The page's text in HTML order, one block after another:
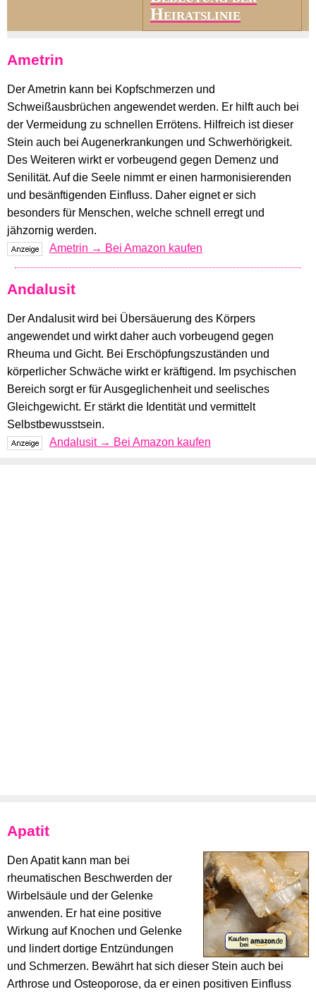
Heiratslinie
Ametrin
Der Ametrin kann bei Kopfschmerzen und
Schweißausbrüchen angewendet werden. Er hilft auch bei
der Vermeidung zu schnellen Errötens. Hilfreich ist dieser
Stein auch bei Augenerkrankungen und Schwerhörigkeit.
Des Weiteren wirkt er vorbeugend gegen Demenz und
Senilität. Auf die Seele nimmt er einen harmonisierenden
und besänftigenden Einfluss. Daher eignet er sich
besonders für Menschen, welche schnell erregt und
jähzornig werden.
Ametrin → Bei Amazon kaufen
Andalusit
Der Andalusit wird bei Übersäuerung des Körpers
angewendet und wirkt daher auch vorbeugend gegen
Rheuma und Gicht. Bei Erschöpfungszuständen und
körperlicher Schwäche wirkt er kräftigend. Im psychischen
Bereich sorgt er für Ausgeglichenheit und seelisches
Gleichgewicht. Er stärkt die Identität und vermittelt
Selbstbewusstsein.
Andalusit → Bei Amazon kaufen
Apatit
Den Apatit kann man bei
rheumatischen Beschwerden der
Wirbelsäule und der Gelenke
anwenden. Er hat eine positive
Wirkung auf Knochen und Gelenke
und lindert dortige Entzündungen
und Schmerzen. Bewährt hat sich dieser Stein auch bei
Arthrose und Osteoporose, da er einen positiven Einfluss